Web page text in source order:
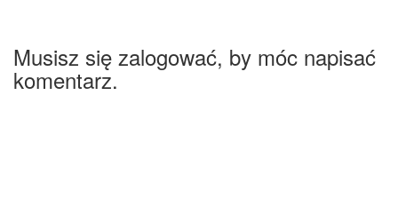
Musisz się zalogować, by móc napisać
komentarz.